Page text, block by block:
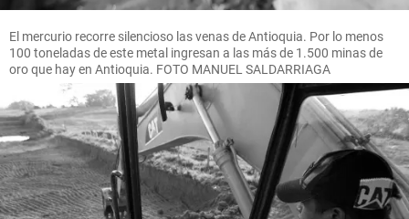
El mercurio recorre silencioso las venas de Antioquia. Por lo menos
100 toneladas de este metal ingresan a las más de 1.500 minas de
oro que hay en Antioquia. FOTO MANUEL SALDARRIAGA